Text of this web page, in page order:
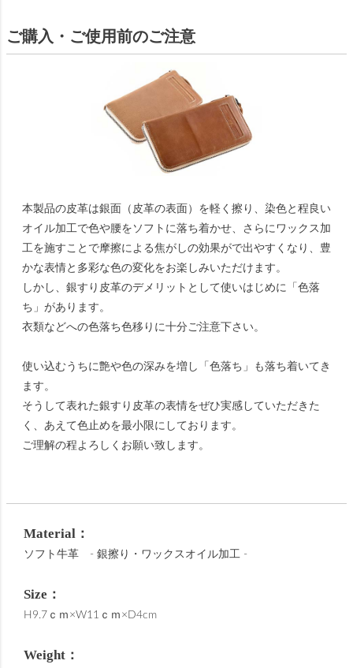
ご購入・ご使用前のご注意
本製品の皮革は銀面（皮革の表面）を軽く擦り、染色と程良い
オイル加工で色や腰をソフトに落ち着かせ、さらにワックス加
工を施すことで摩擦による焦がしの効果がで出やすくなり、豊
かな表情と多彩な色の変化をお楽しみいただけます。
しかし、銀すり皮革のデメリットとして使いはじめに「色落
ち」があります。
衣類などへの色落ち色移りに十分ご注意下さい。
使い込むうちに艶や色の深みを増し「色落ち」も落ち着いてき
ます。
そうして表れた銀すり皮革の表情をぜひ実感していただきた
く、あえて色止めを最小限にしております。
ご理解の程よろしくお願い致します。
Material：
ソフト牛革 - 銀擦り・ワックスオイル加工 -
Size：
H9.7ｃｍ×W11ｃｍ×D4cm
Weight：